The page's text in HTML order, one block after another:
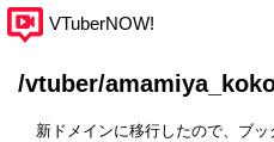
VTuberNOW!
/vtuber/
新ドメインに移行したので、ブッ